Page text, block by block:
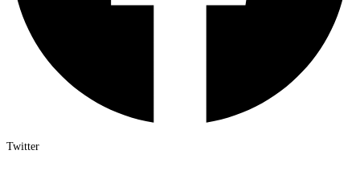
Twitter